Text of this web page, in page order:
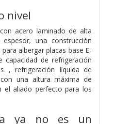
nivel
acero laminado de alta
una construcción
albergar placas base E-
capacidad de refrigeración
, refrigeración líquida de
una altura máxima de
el aliado perfecto para los
ya no es un